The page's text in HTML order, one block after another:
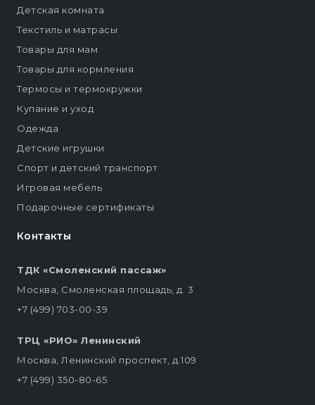
Контакты
ТДК «Смоленский пассаж»
Москва, Смоленская площадь, д. 3
+7 (499) 703-00-39
ТРЦ «РИО» Ленинский
Москва, Ленинский проспект, д.109
+7 (499) 350-80-65
Детская комната
Текстиль и матрасы
Товары для мам
Товары для кормления
Термосы и термокружки
Купание и уход
Одежда
Детские игрушки
Спорт и детский транспорт
Игровая мебель
Подарочные сертификаты